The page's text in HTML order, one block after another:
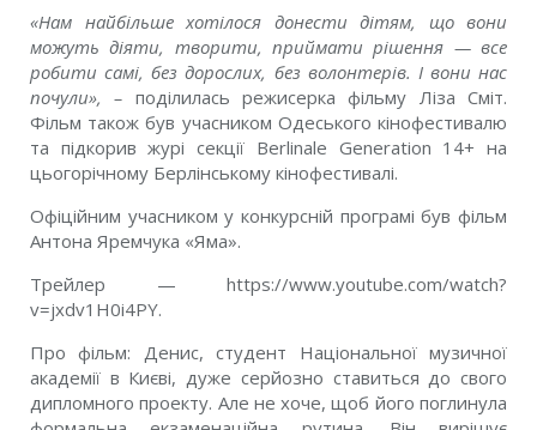
«Нам найбільше хотілося донести дітям, що вони
можуть діяти, творити, приймати рішення — все
робити самі, без дорослих, без волонтерів. І вони нас
почули», – поділилась режисерка фільму Ліза Сміт.
Фільм також був учасником Одеського кінофестивалю
та підкорив журі секції Berlinale Generation 14+ на
цьогорічному Берлінському кінофестивалі.
Офіційним учасником у конкурсній програмі був фільм
Антона Яремчука «Яма».
Трейлер — https://www.youtube.com/watch?
v=jxdv1H0i4PY.
Про фільм: Денис, студент Національної музичної
академії в Києві, дуже серйозно ставиться до свого
дипломного проекту. Але не хоче, щоб його поглинула